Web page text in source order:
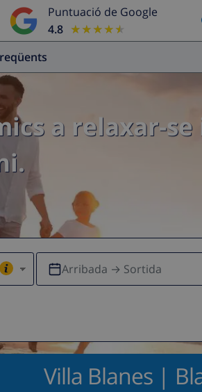
Puntuació de Google
4.8
★★★★★
★★★★★
a relaxar-
Arribada → Sortida
Villa Blanes |